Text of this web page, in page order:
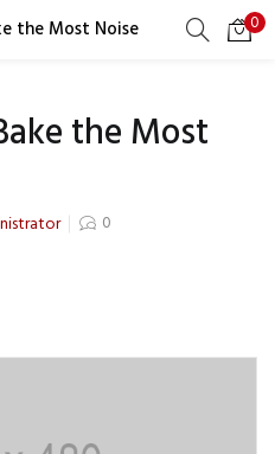
the Most Noise 0
REGISTER
untuk login.the Most
0